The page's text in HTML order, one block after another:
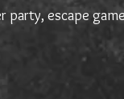
party, escape